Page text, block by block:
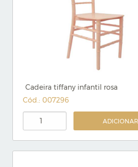
Cadeira tiffany infantil rosa
Cód.: 007296
ADICIONAR